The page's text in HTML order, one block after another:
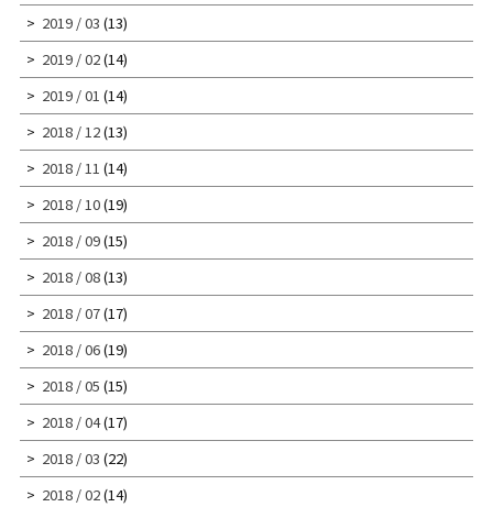
2019 / 03 (13)
2019 / 02(14)
2019 / 01 (14)
2018 / 12(13)
2018 / 11 (14)
2018 / 10(19)
2018 / 09(15)
2018 / 08(13)
2018 / 07(17)
2018 / 06(19)
2018 / 05 (15)
2018 / 04(17)
2018 / 03 (22)
2018 / 02(14)